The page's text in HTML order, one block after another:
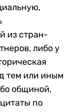
из стран-
либо у
тем или иным
общиной,
по